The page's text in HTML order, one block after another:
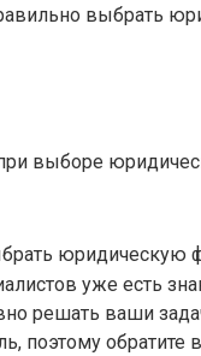
выбрать
выборе
юридическую
уже есть
решать ваши
поэтому обратите